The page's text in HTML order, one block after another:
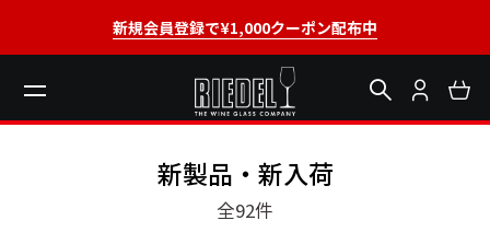
新規会員登録で¥1,000クーポン配布中
新製品・新入荷
全92件